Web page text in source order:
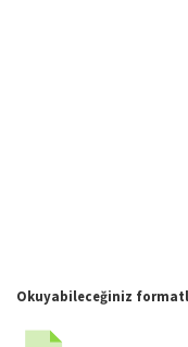
Okuyabileceğiniz